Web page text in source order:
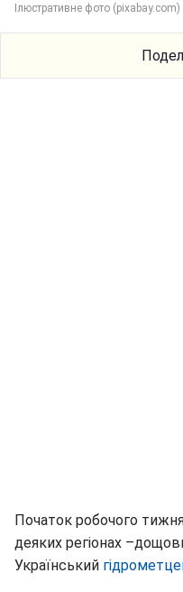
Ілюстративне фото (pixabay.com)
Початок робочого
деяких регіонах
Український